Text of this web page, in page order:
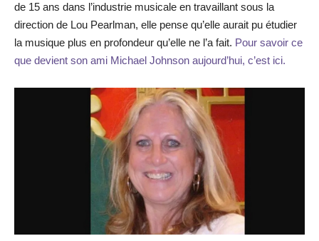
de 15 ans dans l’industrie musicale en travaillant sous la
direction de Lou Pearlman, elle pense qu’elle aurait pu étudier
la musique plus en profondeur qu’elle ne l’a fait. Pour savoir ce
que devient son ami Michael Johnson aujourd’hui, c’est ici.